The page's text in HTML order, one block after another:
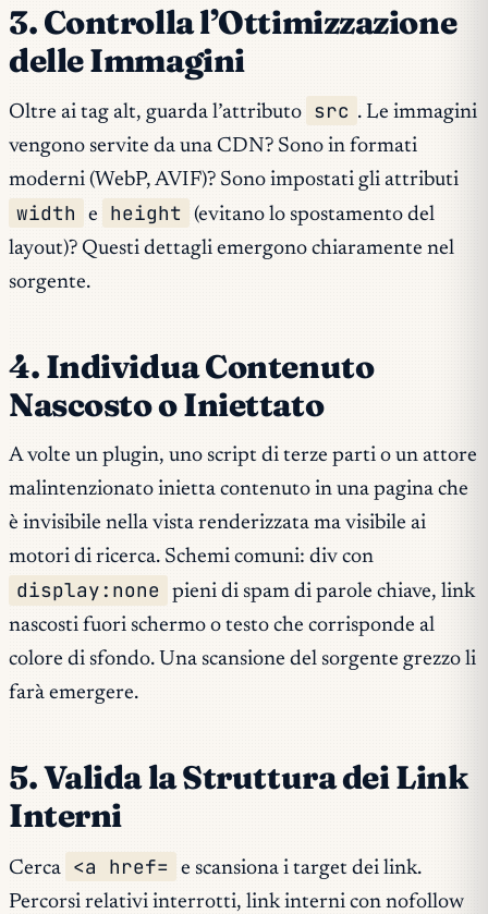
3. Controlla l’Ottimizzazione
delle Immagini
Oltre ai tag alt, guarda l’attributo src . Le immagini
vengono servite da una CDN? Sono in formati
moderni (WebP, AVIF)? Sono impostati gli attributi
width e height
(evitano lo spostamento del
layout)? Questi dettagli emergono chiaramente nel
sorgente.
4. Individua Contenuto
Nascosto o Iniettato
A volte un plugin, uno script di terze parti o un attore
malintenzionato inietta contenuto in una pagina che
è invisibile nella vista renderizzata ma visibile ai
motori di ricerca. Schemi comuni: div con
display:none
pieni di spam di parole chiave, link
nascosti fuori schermo o testo che corrisponde al
colore di sfondo. Una scansione del sorgente grezzo li
farà emergere.
5. Valida la Struttura dei Link
Interni
Cerca <a href=
e scansiona i target dei link.
Percorsi relativi interrotti, link interni con nofollow